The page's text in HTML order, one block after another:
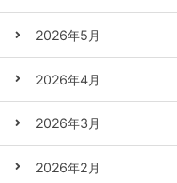
2026年5月
2026年4月
2026年3月
2026年2月